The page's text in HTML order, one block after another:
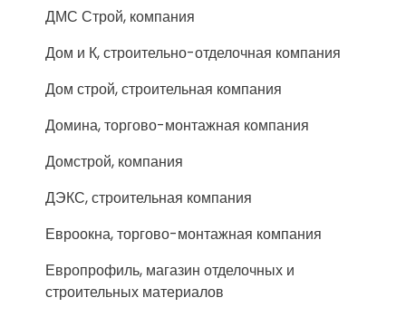
ДМС Строй, компания
Дом и К, строительно-отделочная компания
Дом строй, строительная компания
Домина, торгово-монтажная компания
Домстрой, компания
ДЭКС, строительная компания
Евроокна, торгово-монтажная компания
Европрофиль, магазин отделочных и
строительных материалов